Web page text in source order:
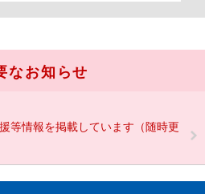
なお知らせ
等情報を掲載しています（随時更